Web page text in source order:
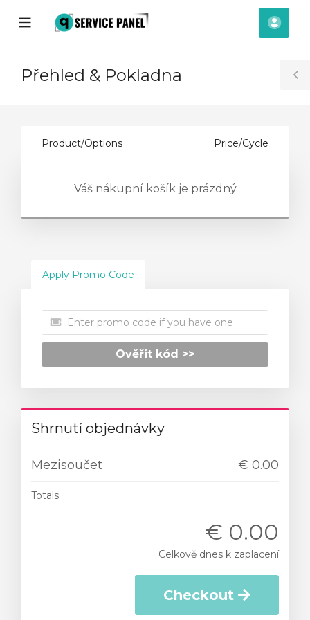
Mobile
Účet
Přehled & Pokladna
Product/Options Price/Cycle
Váš nákupní košík je prázdný
Apply Promo Code
Ověřit kód >>
Shrnutí objednávky
Mezisoučet € 0.00
Totals
€ 0.00
Celkově dnes k zaplacení
Checkout